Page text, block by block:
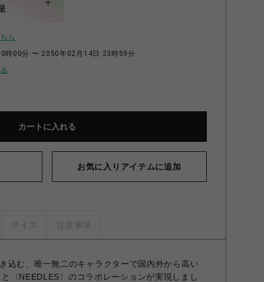
ら
時00分 〜 2050年02月14日 23時59分
カートに入れる
お気に入りアイテムに追加
サイズ 注意事項
込む、唯一無二のキャラクターで国内外から高い
〈NEEDLES〉のコラボレーションが実現しまし